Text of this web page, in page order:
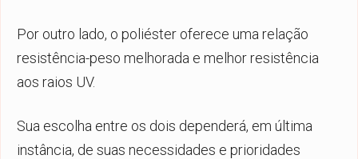
Por outro lado, o poliéster oferece uma relação
resistência-peso melhorada e melhor resistência
aos raios UV.
Sua escolha entre os dois dependerá, em última
instância, de suas necessidades e prioridades